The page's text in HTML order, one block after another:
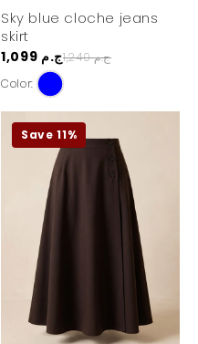
Sky blue cloche jeans
skirt
1,099 ج.م
1,240 ج.م
Color:
Save 11%